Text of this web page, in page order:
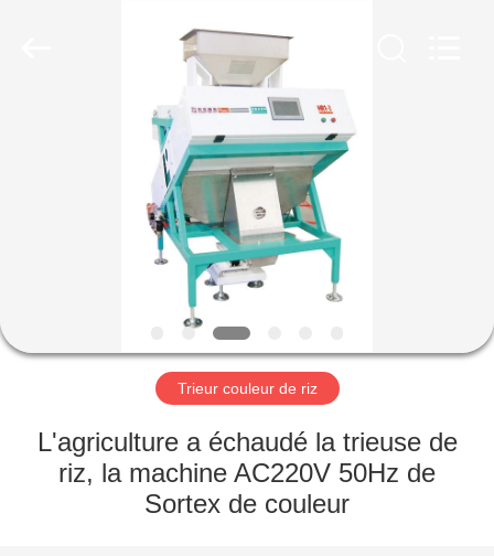
PRODUITS
DE
NOUS
VISITE
D'USINE
Trieur couleur de riz
L'agriculture a échaudé la trieuse de
riz, la machine AC220V 50Hz de
Sortex de couleur